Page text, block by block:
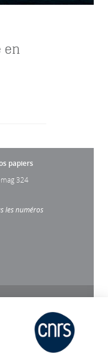
en
papiers
324
les numéros